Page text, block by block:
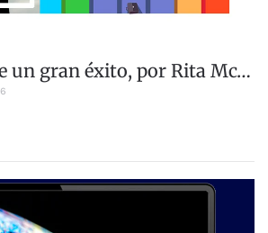
un gran éxito, por Rita Mc…